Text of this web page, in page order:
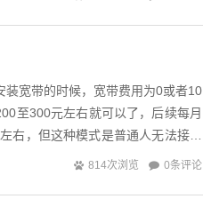
装宽带的时候，宽带费用为0或者10
至300元左右就可以了，后续每月
右，但这种模式是普通人无法接受
814次浏览 0条评论